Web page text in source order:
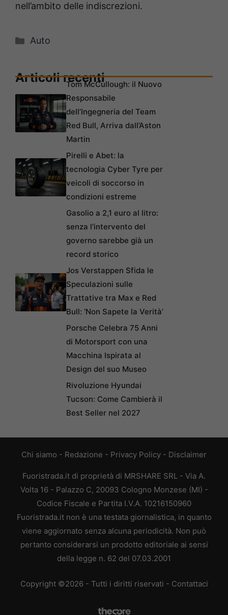
nell’ambito delle indiscrezioni.
Categorie
Auto
Articoli recentiTom McCullough: il Nuovo
Responsabile
dell’Ingegneria del Team
Red Bull, Arriva dall’Aston
Martin
Pirelli e Abet: la
tecnologia Cyber Tyre per
veicoli di soccorso in
condizioni estreme
Gasolio a 2,1 euro al litro:
senza l’intervento del
governo sarebbe già un
record storico
Jos Verstappen Sfida le
Speculazioni sulle
Trattative tra Max e Red
Bull: ‘Non Sapete la Verità’
Porsche Celebra 75 Anni
di Motorsport con una
Macchina Ispirata al
Design del suo Museo
Rivoluzione Hyundai
Tucson: Come Cambierà il
Best Seller nel 2027
Chi siamo - Redazione - Privacy Policy - Disclaimer
Fuoristrada.it di proprietà di MRSHARE SRL - Via A.
Volta 16 - Palazzo C, 20093 Cologno Monzese (MI) -
Codice Fiscale e Partita I.V.A. 10216150960
Fuoristrada.it non è una testata giornalistica, in quanto
viene aggiornato senza alcuna periodicità. Non può
pertanto considerarsi un prodotto editoriale ai sensi
della legge n. 62 del 07.03.2001
Copyright ©2026 - Tutti i diritti riservati - Contattaci